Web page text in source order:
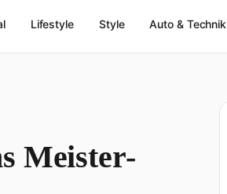
Lifestyle Style Auto & Technik
Meister-